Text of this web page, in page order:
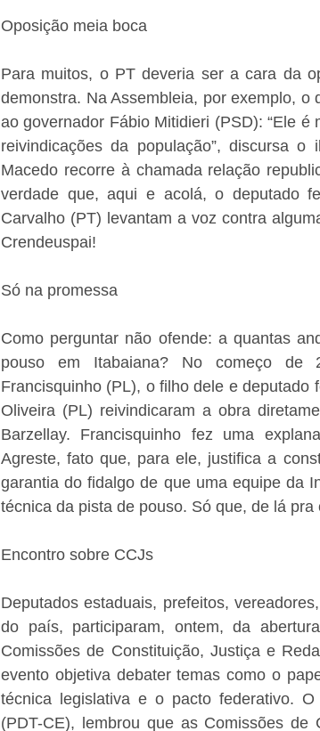
Oposição meia boca
Para muitos, o PT deveria ser a cara da
demonstra. Na Assembleia, por exemplo,
ao governador Fábio Mitidieri (PSD): “Ele
reivindicações da população”, discursa
Macedo recorre à chamada relação
verdade que, aqui e acolá, o deputado
Carvalho (PT) levantam a voz contra
Crendeuspai!
Só na promessa
Como perguntar não ofende: a quantas
pouso em Itabaiana? No começo de
Francisquinho (PL), o filho dele e
Oliveira (PL) reivindicaram a obra
Barzellay. Francisquinho fez uma
Agreste, fato que, para ele, justifica a
garantia do fidalgo de que uma equipe da
técnica da pista de pouso. Só que, de lá
Encontro sobre CCJs
Deputados estaduais, prefeitos,
do país, participaram, ontem, da
Comissões de Constituição, Justiça e
evento objetiva debater temas como o
técnica legislativa e o pacto federativo.
(PDT-CE), lembrou que as Comissões